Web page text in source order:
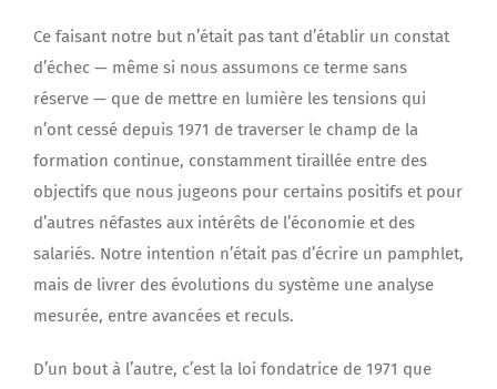
Ce faisant notre but n’était pas tant d’établir un constat
d’échec — même si nous assumons ce terme sans
réserve — que de mettre en lumière les tensions qui
n’ont cessé depuis 1971 de traverser le champ de la
formation continue, constamment tiraillée entre des
objectifs que nous jugeons pour certains positifs et pour
d’autres néfastes aux intérêts de l’économie et des
salariés. Notre intention n’était pas d’écrire un pamphlet,
mais de livrer des évolutions du système une analyse
mesurée, entre avancées et reculs.
D’un bout à l’autre, c’est la loi fondatrice de 1971 que